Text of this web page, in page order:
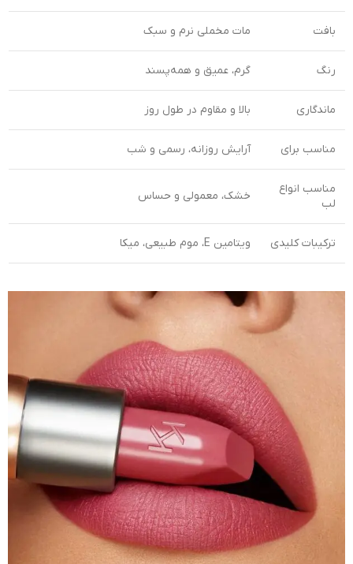
بافت مات مخملی نرم و سبک
رنگ گرم، عمیق و همه‌پسند
ماندگاری بالا و مقاوم در طول روز
مناسب برای آرایش روزانه، رسمی و شب
مناسب انواع
لب
خشک، معمولی و حساس
ترکیبات کلیدی ویتامین E، موم طبیعی، میکا